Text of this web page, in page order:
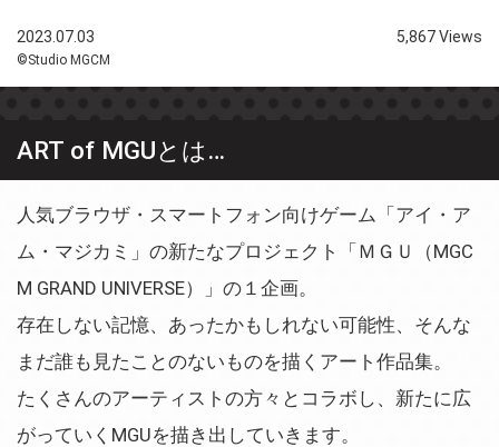
2023.07.03 5,867 Views
©Studio MGCM
ART of MGUとは…
人気ブラウザ・スマートフォン向けゲーム「アイ・ア
ム・マジカミ」の新たなプロジェクト「ＭＧＵ（MGC
M GRAND UNIVERSE）」の１企画。
存在しない記憶、あったかもしれない可能性、そんな
まだ誰も見たことのないものを描くアート作品集。
たくさんのアーティストの方々とコラボし、新たに広
がっていくMGUを描き出していきます。